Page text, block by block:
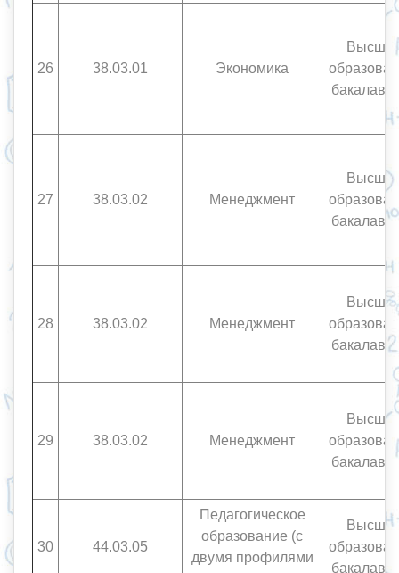
26 38.03.01 Экономика
27 38.03.02 Менеджмент
28 38.03.02 Менеджмент
29 38.03.02 Менеджмент
30 44.03.05
Педагогическое
образование (с
двумя профилями